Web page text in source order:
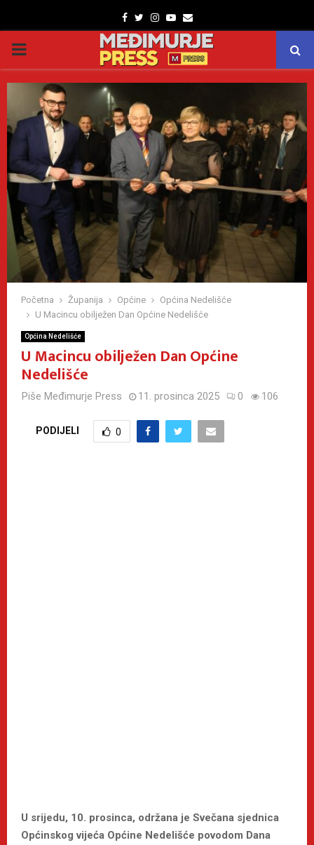
Facebook
TwitterInstagram
Youtube
Email
PRIMARY
MENU
Početna Županija Općine
Općina Nedelišće
U Macincu obilježen Dan Općine Nedelišće
Općina Nedelišće
U Macincu obilježen Dan Općine
Nedelišće
Piše Međimurje Press 11. prosinca 2025 0 106
PODIJELI 0
U srijedu, 10. prosinca, održana je Svečana sjednica
Općinskog vijeća Općine Nedelišće povodom Dana